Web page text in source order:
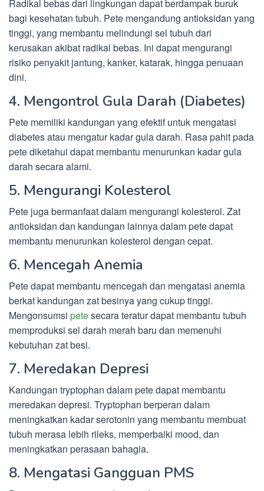
Radikal bebas dari lingkungan dapat berdampak buruk
bagi kesehatan tubuh. Pete mengandung antioksidan yang
tinggi, yang membantu melindungi sel tubuh dari
kerusakan akibat radikal bebas. Ini dapat mengurangi
risiko penyakit jantung, kanker, katarak, hingga penuaan
dini.
4. Mengontrol Gula Darah (Diabetes)
Pete memiliki kandungan yang efektif untuk mengatasi
diabetes atau mengatur kadar gula darah. Rasa pahit pada
pete diketahui dapat membantu menurunkan kadar gula
darah secara alami.
5. Mengurangi Kolesterol
Pete juga bermanfaat dalam mengurangi kolesterol. Zat
antioksidan dan kandungan lainnya dalam pete dapat
membantu menurunkan kolesterol dengan cepat.
6. Mencegah Anemia
Pete dapat membantu mencegah dan mengatasi anemia
berkat kandungan zat besinya yang cukup tinggi.
Mengonsumsi petesecara teratur dapat membantu tubuh
memproduksi sel darah merah baru dan memenuhi
kebutuhan zat besi.
7. Meredakan Depresi
Kandungan tryptophan dalam pete dapat membantu
meredakan depresi. Tryptophan berperan dalam
meningkatkan kadar serotonin yang membantu membuat
tubuh merasa lebih rileks, memperbaiki mood, dan
meningkatkan perasaan bahagia.
8. Mengatasi Gangguan PMS